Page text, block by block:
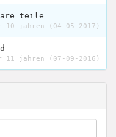
teile
10 jahren (04-05-2017)
11 jahren (07-09-2016)